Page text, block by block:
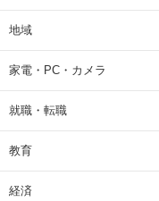
地域
家電・PC・カメラ
就職・転職
教育
経済